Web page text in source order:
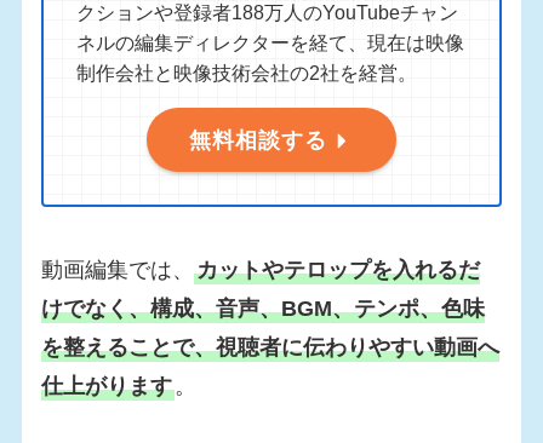
クションや登録者188万人のYouTubeチャン
ネルの編集ディレクターを経て、現在は映像
制作会社と映像技術会社の2社を経営。
無料相談する
動画編集では、カットやテロップを入れるだ
けでなく、構成、音声、BGM、テンポ、色味
を整えることで、視聴者に伝わりやすい動画へ
仕上がります。